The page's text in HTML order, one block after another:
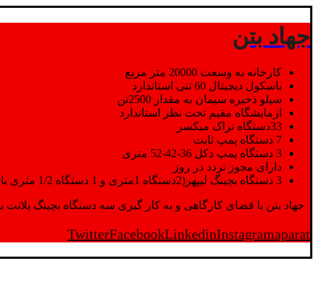
جهاد بتن
کارخانه به وسعت 20000 متر مربع
باسکول دیجیتال 60 تنی استاندارد
سیلو ذخیره سیمان به مقدار 2500تن
ازمایشگاه مقیم تحت نظر استاندارد
33دستگاه تراک میکسر
7 دستگاه پمپ ثابت
3 دستگاه پمپ دکل 36-42-52 متری
دارای مجوز تردد در روز
3 دستگاه بچینگ لیپهر(2دستگاه 1متری و 1 دستگاه 1/2 متری با توان تولید 150 متر مکعب در ساعت)
جهاد بتن با فضای کارگاهی و به کار گیری سه دستگاه بچینگ پلانت با ظرفیت 2500 تن در کنار پرسنل متخصص و پر تلاش واحدهای تولید و ازمایشگاه,بتن با کیفیت را برای واحد
TwitterFacebookLinkedinInstagramaparat